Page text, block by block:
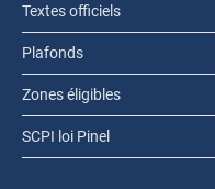
Textes officiels
Plafonds
Zones éligibles
SCPI loi Pinel